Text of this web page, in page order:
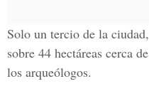
Solo un tercio de la
sobre 44 hectáreas cerca de
los arqueólogos.